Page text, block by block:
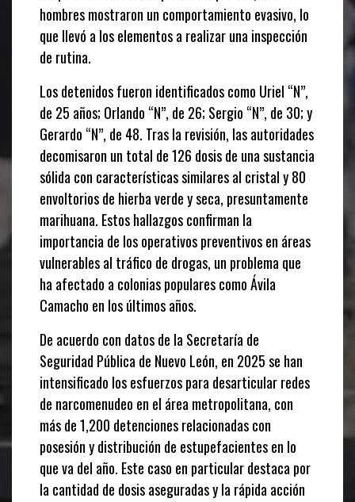
hombres mostraron un comportamiento evasivo, lo
que llevó a los elementos a realizar una inspección
de rutina.
Los detenidos fueron identificados como Uriel “N”,
de 25 años; Orlando “N”, de 26; Sergio “N”, de 30; y
Gerardo “N”, de 48. Tras la revisión, las autoridades
decomisaron un total de 126 dosis de una sustancia
sólida con características similares al cristal y 80
envoltorios de hierba verde y seca, presuntamente
marihuana. Estos hallazgos confirman la
importancia de los operativos preventivos en áreas
vulnerables al tráfico de drogas, un problema que
ha afectado a colonias populares como Ávila
Camacho en los últimos años.
De acuerdo con datos de la Secretaría de
Seguridad Pública de Nuevo León, en 2025 se han
intensificado los esfuerzos para desarticular redes
de narcomenudeo en el área metropolitana, con
más de 1,200 detenciones relacionadas con
posesión y distribución de estupefacientes en lo
que va del año. Este caso en particular destaca por
la cantidad de dosis aseguradas y la rápida acción